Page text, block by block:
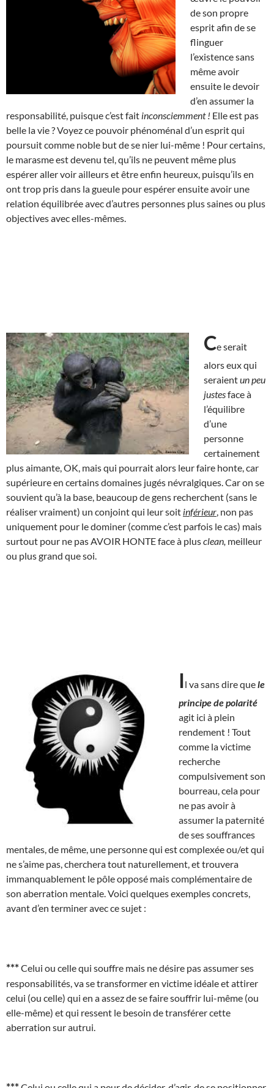
de son propre
esprit afin de se
flinguer
l’existence sans
même avoir
ensuite le devoir
d’en assumer la
responsabilité, puisque c’est fait inconsciemment ! Elle est pas
belle la vie ? Voyez ce pouvoir phénoménal d’un esprit qui
poursuit comme noble but de se nier lui-même ! Pour certains,
le marasme est devenu tel, qu’ils ne peuvent même plus
espérer aller voir ailleurs et être enfin heureux, puisqu’ils en
ont trop pris dans la gueule pour espérer ensuite avoir une
relation équilibrée avec d’autres personnes plus saines ou plus
objectives avec elles-mêmes.
Ce serait
alors eux qui
seraientun peu
justesface à
l’équilibre
d’une
personne
certainement
plus aimante, OK, mais qui pourrait alors leur faire honte, car
supérieure en certains domaines jugés névralgiques. Car on se
souvient qu’à la base, beaucoup de gens recherchent (sans le
réaliser vraiment) un conjoint qui leur soit inférieur , non pas
uniquement pour le dominer (comme c’est parfois le cas) mais
surtout pour ne pas AVOIR HONTE face à plusclean, meilleur
ou plus grand que soi.
Il va sans dire quele
principe de polarité
agit ici à plein
rendement ! Tout
comme la victime
recherche
compulsivement son
bourreau, cela pour
ne pas avoir à
assumer la paternité
de ses souffrances
mentales, de même, une personne qui est complexée ou/et qui
ne s’aime pas, cherchera tout naturellement, et trouvera
immanquablement le pôle opposé mais complémentaire de
son aberration mentale. Voici quelques exemples concrets,
avant d’en terminer avec ce sujet :
***Celui ou celle qui souffre mais ne désire pas assumer ses
responsabilités, va se transformer en victime idéale et attirer
celui (ou celle) qui en a assez de se faire souffrir lui-même (ou
elle-même) et qui ressent le besoin de transférer cette
aberration sur autrui.